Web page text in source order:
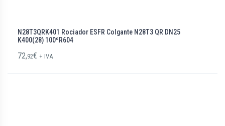
N28T3QRK401 Rociador ESFR Colgante N28T3 QR DN25
K400(28) 100ºR604
72,92€ + IVA